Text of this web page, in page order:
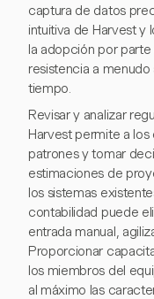
captura de datos
intuitiva de Harvest y
la adopción por
resistencia a
tiempo.
Revisar y analizar
Harvest permite a
patrones y tomar
estimaciones de
los sistemas
contabilidad puede
entrada manual,
Proporcionar
los miembros del
al máximo las